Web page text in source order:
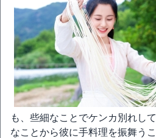
も、些細なことでケンカ別れし
なことから彼に手料理を振舞う